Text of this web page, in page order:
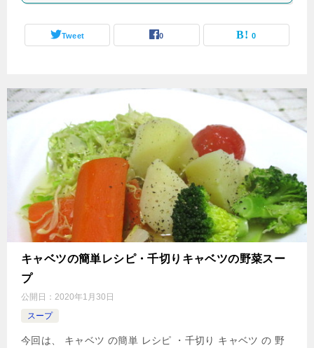
Tweet 0 0
キャベツの簡単レシピ・千切りキャベツの野菜スー
プ
公開日： 2020年1月30日
スープ
今回は、 キャベツ の簡単 レシピ ・千切り キャベツ の 野